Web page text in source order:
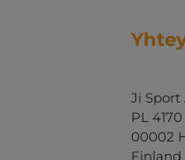
Ji Sport
PL 4170
00002
Finland